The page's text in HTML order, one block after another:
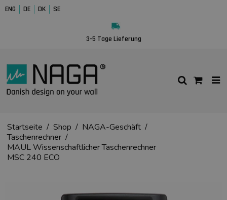
ENG DE DK SE
3-5 Tage Lieferung
Startseite / Shop / NAGA-Geschäft /
Taschenrechner /
MAUL Wissenschaftlicher Taschenrechner
MSC 240 ECO